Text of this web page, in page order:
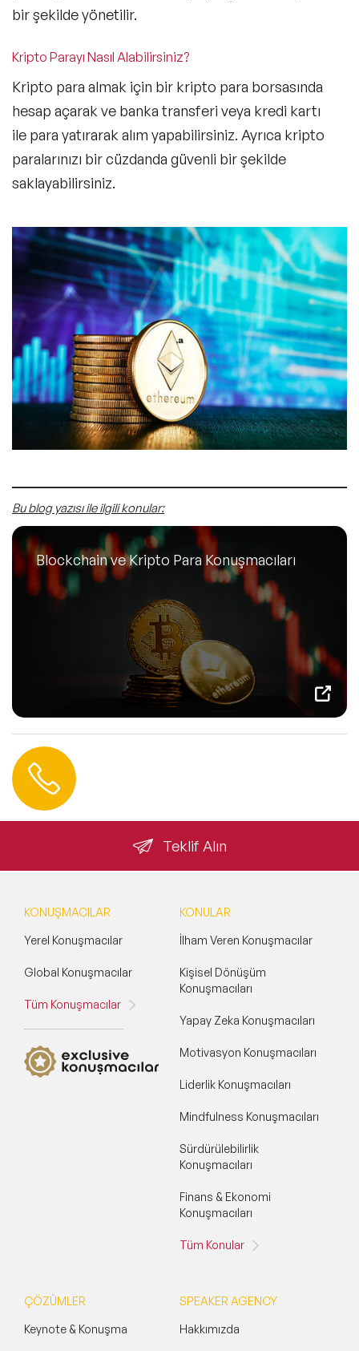
bir şekilde yönetilir.
Kripto Parayı Nasıl Alabilirsiniz?
Kripto para almak için bir kripto para borsasında
hesap açarak ve banka transferi veya kredi kartı
ile para yatırarak alım yapabilirsiniz. Ayrıca kripto
paralarınızı bir cüzdanda güvenli bir şekilde
saklayabilirsiniz.
Bu blog yazısı ile ilgili konular:
Blockchain ve Kripto Para Konuşmacıları
Teklif Alın
KONUŞMACILAR
Yerel Konuşmacılar
Global Konuşmacılar
Tüm Konuşmacılar
KONULAR
İlham Veren Konuşmacılar
Kişisel Dönüşüm
Konuşmacıları
Yapay Zeka Konuşmacıları
Motivasyon Konuşmacıları
Liderlik Konuşmacıları
Mindfulness Konuşmacıları
Sürdürülebilirlik
Konuşmacıları
Finans & Ekonomi
Konuşmacıları
Tüm Konular
ÇÖZÜMLER
Keynote & Konuşma
SPEAKER AGENCY
Hakkımızda